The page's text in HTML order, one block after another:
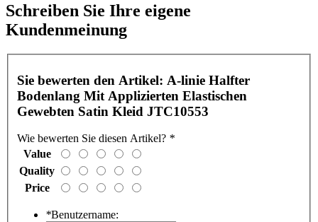
Schreiben Sie Ihre eigene
Kundenmeinung
Sie bewerten den Artikel: A-linie Halfter
Bodenlang Mit Applizierten Elastischen
Gewebten Satin Kleid JTC10553
Wie bewerten Sie diesen Artikel? *
Value
Quality
Price
*Benutzername: